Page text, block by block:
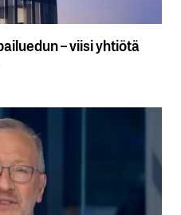
– viisi yhtiötä